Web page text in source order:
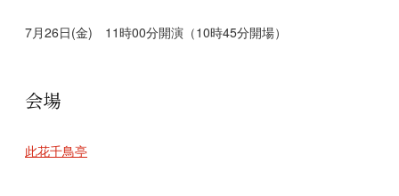
7月26日(金) 11時00分開演（10時45分開場）
会場
此花千鳥亭